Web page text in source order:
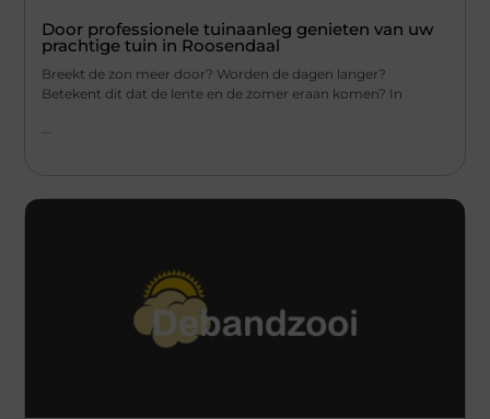
Door professionele tuinaanleg genieten van uw
prachtige tuin in Roosendaal
Breekt de zon meer door? Worden de dagen langer?
Betekent dit dat de lente en de zomer eraan komen? In
...